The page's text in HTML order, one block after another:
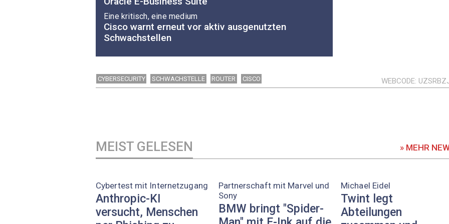
Eine kritisch, eine medium
Cisco warnt erneut vor aktiv ausgenutzten
Schwachstellen
CYBERSECURITY SCHWACHSTELLE ROUTER CISCO WEBCODE
MEIST GELESEN » MEHR
Cybertest mit Internetzugang
Anthropic-KI
versucht, Menschen
Partnerschaft mit Marvel und
Sony
BMW bringt "Spider-
Michael Eidel
Twint legt
Abteilungen